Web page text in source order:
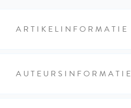
ARTIKELINFORMATIE
AUTEURSINFORMATIE